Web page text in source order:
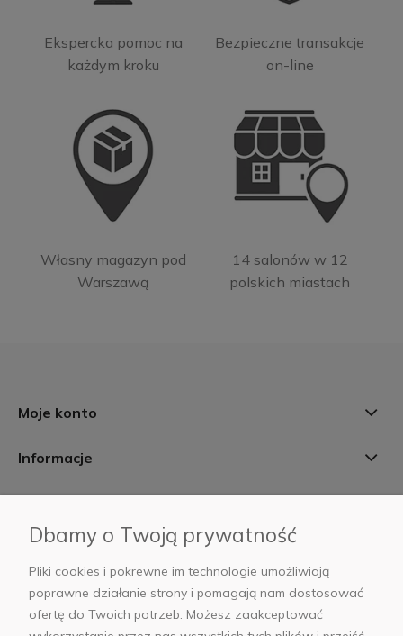
Ekspercka pomoc na
każdym kroku
Bezpieczne transakcje
on-line
Własny magazyn pod
Warszawą
14 salonów w 12
polskich miastach
Moje konto
Informacje
AB Foto
Dbamy o Twoją prywatność
Pliki cookies i pokrewne im technologie umożliwiają
poprawne działanie strony i pomagają nam dostosować
ofertę do Twoich potrzeb. Możesz zaakceptować